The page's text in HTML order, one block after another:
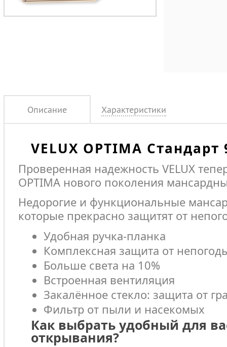
Описание Характеристики
VELUX OPTIMA
Проверенная надежность VELUX
OPTIMA нового поколения
Недорогие и функциональные
которые прекрасно защитят от
Удобная ручка-планка
Комплексная защита от
Больше света на 10%
Встроенная вентиляция
Закалённое стекло: защита от
Фильтр от пыли и насекомых
Как выбрать удобный для
открывания?